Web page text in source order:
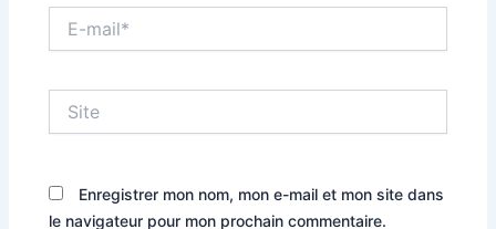
mail*
Enregistrer mon nom, mon e-mail et mon site dans
le navigateur pour mon prochain commentaire.